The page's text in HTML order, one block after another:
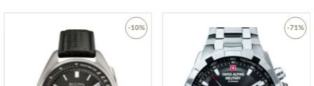
3 ATM: Wasserspritzer während des Händewaschens sind ok.
5 ATM: Duschen & Baden ist mit dieser Uhr möglich. Schwimmen
oder Tauchen nicht.
10 ATM: Einem Schwimmbadbesuch ist die Uhr gewachsen,
Tauchgängen hingegen nicht.
-10% -71%
Zur